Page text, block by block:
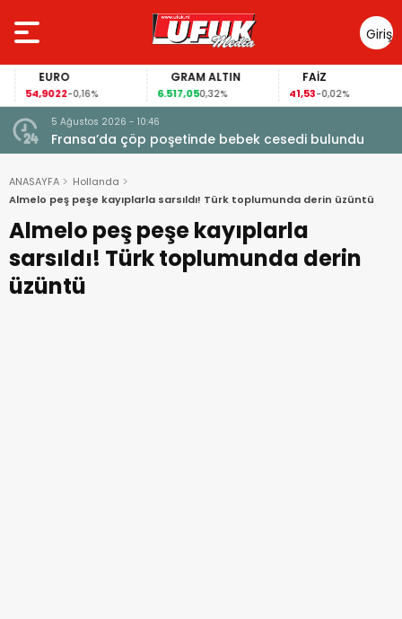
Giriş
Yap
EURO
54,9022-0,16%
GRAM ALTIN
6.517,050,32%
FAİZ
41,53-0,02%
5 Ağustos 2026 - 10:46
Fransa’da çöp poşetinde bebek cesedi bulundu
ANASAYFA
Hollanda
Almelo peş peşe kayıplarla sarsıldı! Türk toplumunda derin üzüntü
Almelo peş peşe kayıplarla
sarsıldı! Türk toplumunda derin
üzüntü